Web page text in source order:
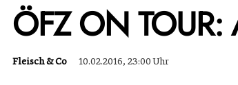
ÖFZ ON
Fleisch & Co 10.02.2016, 23:00 Uhr